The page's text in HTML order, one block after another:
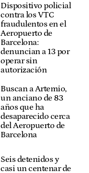
Dispositivo policial
contra los VTC
fraudulentos en el
Aeropuerto de
Barcelona:
denuncian a 13 por
operar sin
autorización
Buscan a Artemio,
un anciano de 83
años que ha
desaparecido cerca
del Aeropuerto de
Barcelona
Seis detenidos y
casi un centenar de